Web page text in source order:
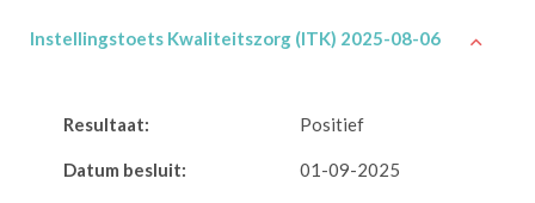
Instellingstoets Kwaliteitszorg (ITK) 2025-08-06
Resultaat: Positief
Datum besluit: 01-09-2025